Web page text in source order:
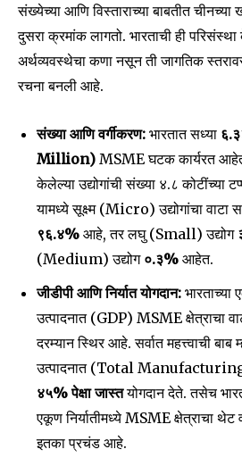
संख्येच्या आणि विस्ताराच्या बाबतीत चीनच्या
दुसरा क्रमांक लागतो. भारताची ही
अर्थव्यवस्थेचा कणा नसून ती जागतिक
रचना बनली आहे.
संख्या आणि वर्गीकरण: भारतात सध्या
Million) MSME घटक कार्यरत आहेत.
केलेल्या उद्योगांची संख्या ४.८ कोटींच्या
यामध्ये सूक्ष्म (Micro) उद्योगांचा वाटा
९६.४% आहे, तर लघु (Small) उद्योग
(Medium) उद्योग ०.३% आहेत.
जीडीपी आणि निर्यात योगदान: भारताच्या
उत्पादनात (GDP) MSME क्षेत्राचा
दरम्यान स्थिर आहे. सर्वात महत्त्वाची
उत्पादनात (Total
४५% पेक्षा जास्तयोगदान देते. तसेच
एकूण निर्यातीमध्ये MSME क्षेत्राचा थेट
इतका प्रचंड आहे.